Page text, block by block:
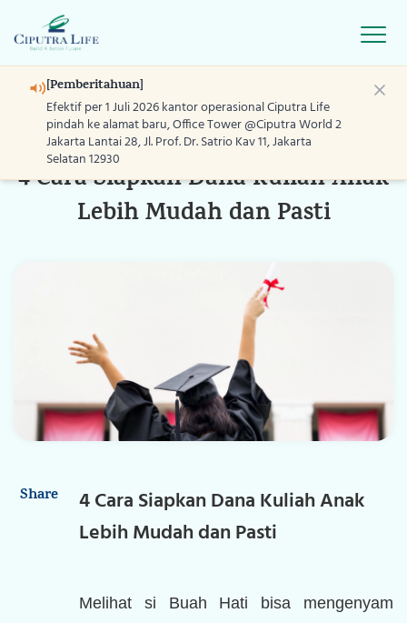
[Pemberitahuan]
Efektif per 1 Juli 2026 kantor operasional Ciputra Life
pindah ke alamat baru, Office Tower @Ciputra World 2
Jakarta Lantai 28, Jl. Prof. Dr. Satrio Kav 11, Jakarta
Selatan 12930
Home
Produk
Program
Blog
Tentang Kami
Kontak Kami
Editorial 25 Nov 2024
4 Cara Siapkan Dana Kuliah Anak
Lebih Mudah dan Pasti
Share
4 Cara Siapkan Dana Kuliah Anak
Lebih Mudah dan Pasti
Melihat si Buah Hati bisa mengenyam